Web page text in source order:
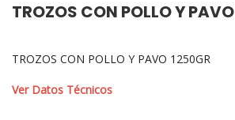
TROZOS CON POLLO Y PAVO
TROZOS CON POLLO Y PAVO 1250GR
Ver Datos Técnicos